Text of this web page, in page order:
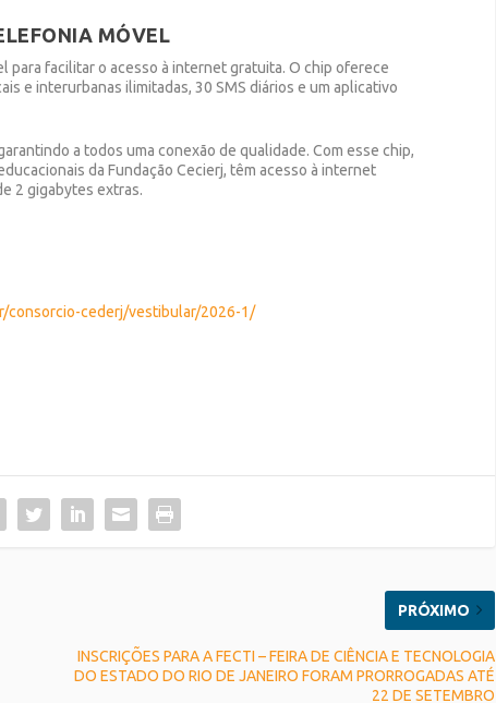
MÓVEL
facilitar o acesso à internet gratuita. O chip oferece
e interurbanas ilimitadas, 30 SMS diários e um aplicativo
a todos uma conexão de qualidade. Com esse chip,
da FundaçãoCecierj, têm acesso à internet
2 gigabytes extras.
consorcio-cederj/vestibular/2026-1/
PRÓXIMO
INSCRIÇÕES PARA A FECTI – FEIRA DE CIÊNCIA E TECNOLOGIA
DO ESTADO DO RIO DE JANEIRO FORAM PRORROGADAS ATÉ
22 DE SETEMBRO